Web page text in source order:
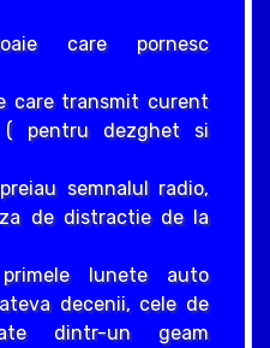
care pornesc
care transmit curent
( pentru dezghet si
semnalul radio,
de distractie de la
lunete auto
decenii, cele de
dintr-un geam